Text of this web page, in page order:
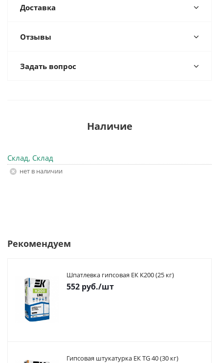
Доставка
Отзывы
Задать вопрос
Наличие
Склад, Склад
Нет в наличии
Рекомендуем
Шпатлевка гипсовая ЕК К200 (25 кг)
552 руб./шт
Гипсовая штукатурка ЕК TG 40 (30 кг)